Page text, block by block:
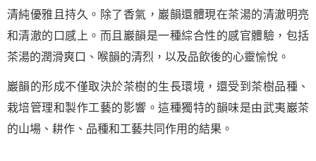
清純優雅且持久。除了香氣，巖韻還體現在茶湯的清澈明亮
和清澈的口感上。而且巖韻是一種綜合性的感官體驗，包括
茶湯的潤滑爽口、喉韻的清烈，以及品飲後的心靈愉悅。
巖韻的形成不僅取決於茶樹的生長環境，還受到茶樹品種、
栽培管理和製作工藝的影響。這種獨特的韻味是由武夷巖茶
的山場、耕作、品種和工藝共同作用的結果。